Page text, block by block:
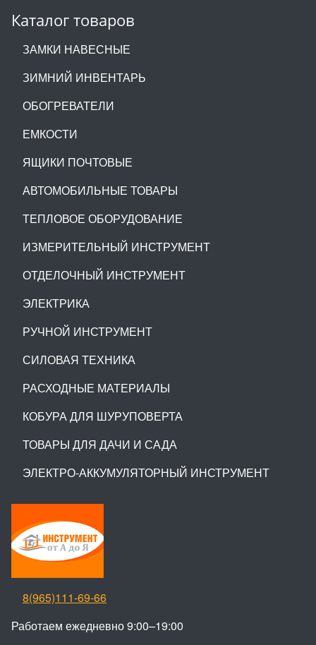
Каталог товаров
ЗАМКИ НАВЕСНЫЕ
ЗИМНИЙ ИНВЕНТАРЬ
ОБОГРЕВАТЕЛИ
ЕМКОСТИ
ЯЩИКИ ПОЧТОВЫЕ
АВТОМОБИЛЬНЫЕ ТОВАРЫ
ТЕПЛОВОЕ ОБОРУДОВАНИЕ
ИЗМЕРИТЕЛЬНЫЙ ИНСТРУМЕНТ
ОТДЕЛОЧНЫЙ ИНСТРУМЕНТ
ЭЛЕКТРИКА
РУЧНОЙ ИНСТРУМЕНТ
СИЛОВАЯ ТЕХНИКА
РАСХОДНЫЕ МАТЕРИАЛЫ
КОБУРА ДЛЯ ШУРУПОВЕРТА
ТОВАРЫ ДЛЯ ДАЧИ И САДА
ЭЛЕКТРО-АККУМУЛЯТОРНЫЙ ИНСТРУМЕНТ
8(965)111-69-66
Работаем ежедневно 9:00–19:00